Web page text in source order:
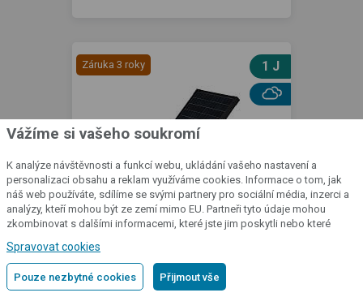
Záruka 3 roky 1 J
DUO RF BDX10 + solární panel 30 W +
konzole
Zdroj napájení: 230 V ~ / 12 V
Vážíme si vašeho soukromí
K analýze návštěvnosti a funkcí webu, ukládání vašeho nastavení a
personalizaci obsahu a reklam využíváme cookies. Informace o tom, jak
náš web používáte, sdílíme se svými partnery pro sociální média, inzerci a
analýzy, kteří mohou být ze zemí mimo EU. Partneři tyto údaje mohou
zkombinovat s dalšími informacemi, které jste jim poskytli nebo které
Spravovat cookies
Pouze nezbytné cookies Přijmout vše